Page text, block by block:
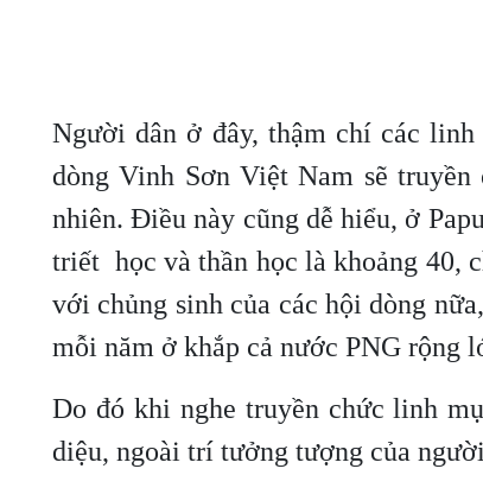
Người dân ở đây, thậm chí các
dòng Vinh Sơn Việt Nam sẽ
nhiên. Điều này cũng dễ hiểu, ở
triết học và thần học là khoảng 40,
với chủng sinh của các hội dòng
mỗi năm ở khắp cả nước PNG
Do đó khi nghe truyền chức linh
diệu, ngoài trí tưởng tượng của